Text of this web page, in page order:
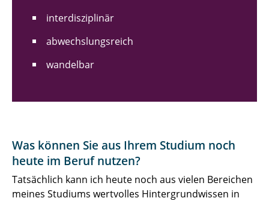
interdisziplinär
abwechslungsreich
wandelbar
Was können Sie aus Ihrem Studium noch
heute im Beruf nutzen?
Tatsächlich kann ich heute noch aus vielen Bereichen
meines Studiums wertvolles Hintergrundwissen in